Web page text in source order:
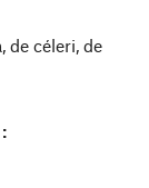
de céleri, de